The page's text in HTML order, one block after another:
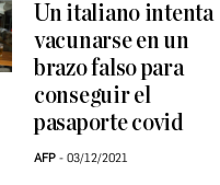
Un italiano intenta
vacunarse en un
brazo falso para
conseguir el
pasaporte covid
AFP 03/12/2021